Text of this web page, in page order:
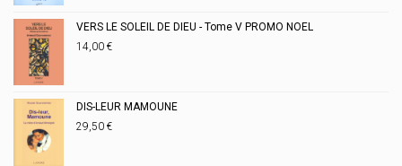
VERS LE SOLEIL DE DIEU - Tome V PROMO NOEL
14,00 €
DIS-LEUR MAMOUNE
29,50 €